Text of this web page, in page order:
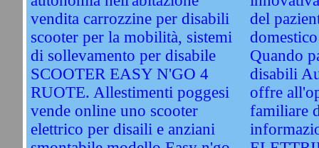
vendita carrozzine per disabili
scooter per la mobilità, sistemi
di sollevamento per disabile
SCOOTER EASY N'GO 4
RUOTE. Allestimenti poggesi
vende online uno scooter
elettrico per disaili e anziani
del
domestico
Quando
disabili
offre
familiare